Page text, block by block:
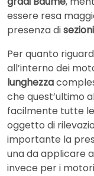
essere resa
presenza di
Per quanto
all’interno dei
lunghezza
che quest’ultimo
facilmente tutte
oggetto di
importante la
una da applicare
invece per i